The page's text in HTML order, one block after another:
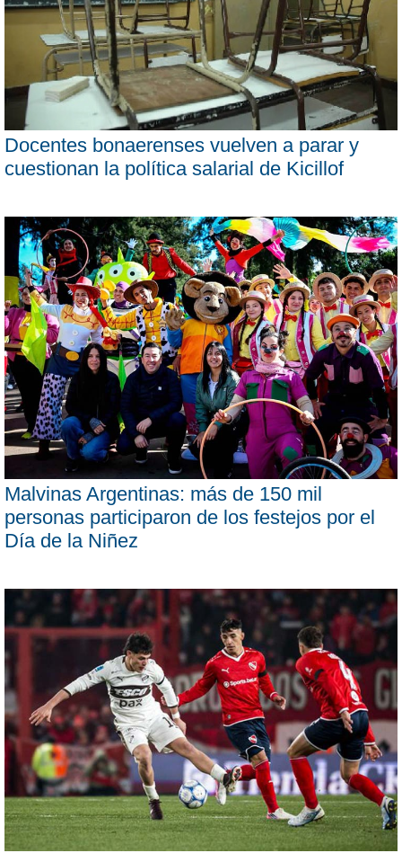
Docentes bonaerenses vuelven a parar y
cuestionan la política salarial de Kicillof
Malvinas Argentinas: más de 150 mil
personas participaron de los festejos por el
Día de la Niñez